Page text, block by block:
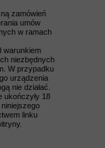
zamówień
umów
w ramach
warunkiem
niezbędnych
W przypadku
urządzenia
nie działać.
ukończyły 18
linku